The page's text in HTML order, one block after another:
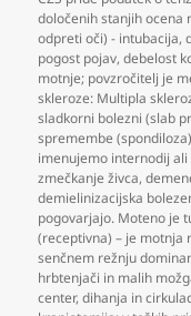
določenih stanjih ocena
odpreti oči) - intubacija,
pogost pojav,debelost
motnje; povzročitelj je
skleroze: Multipla
sladkorni bolezni (slab
spremembe (spondiloza)
imenujemo internodij
zmečkanje živca,
demielinizacijska
pogovarjajo. Moteno je
(receptivna) – je motnja
senčnem režnju
hrbtenjači in malih
center,dihanja in